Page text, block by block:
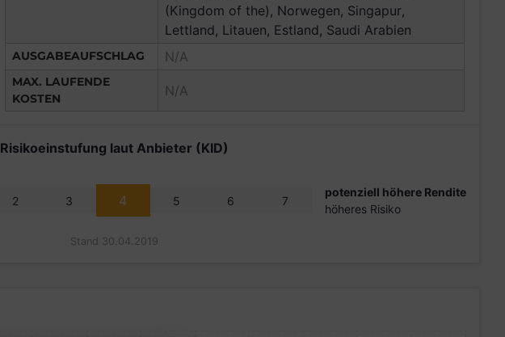
(Kingdom of the), Norwegen, Singapur,
Lettland, Litauen, Estland, Saudi Arabien
AUSGABEAUFSCHLAG N/A
MAX. LAUFENDE
KOSTEN
N/A
Risikoeinstufung laut Anbieter (KID)
2 3 4 5 6 7
potenziell höhere Rendite
höheres Risiko
Stand 30.04.2019